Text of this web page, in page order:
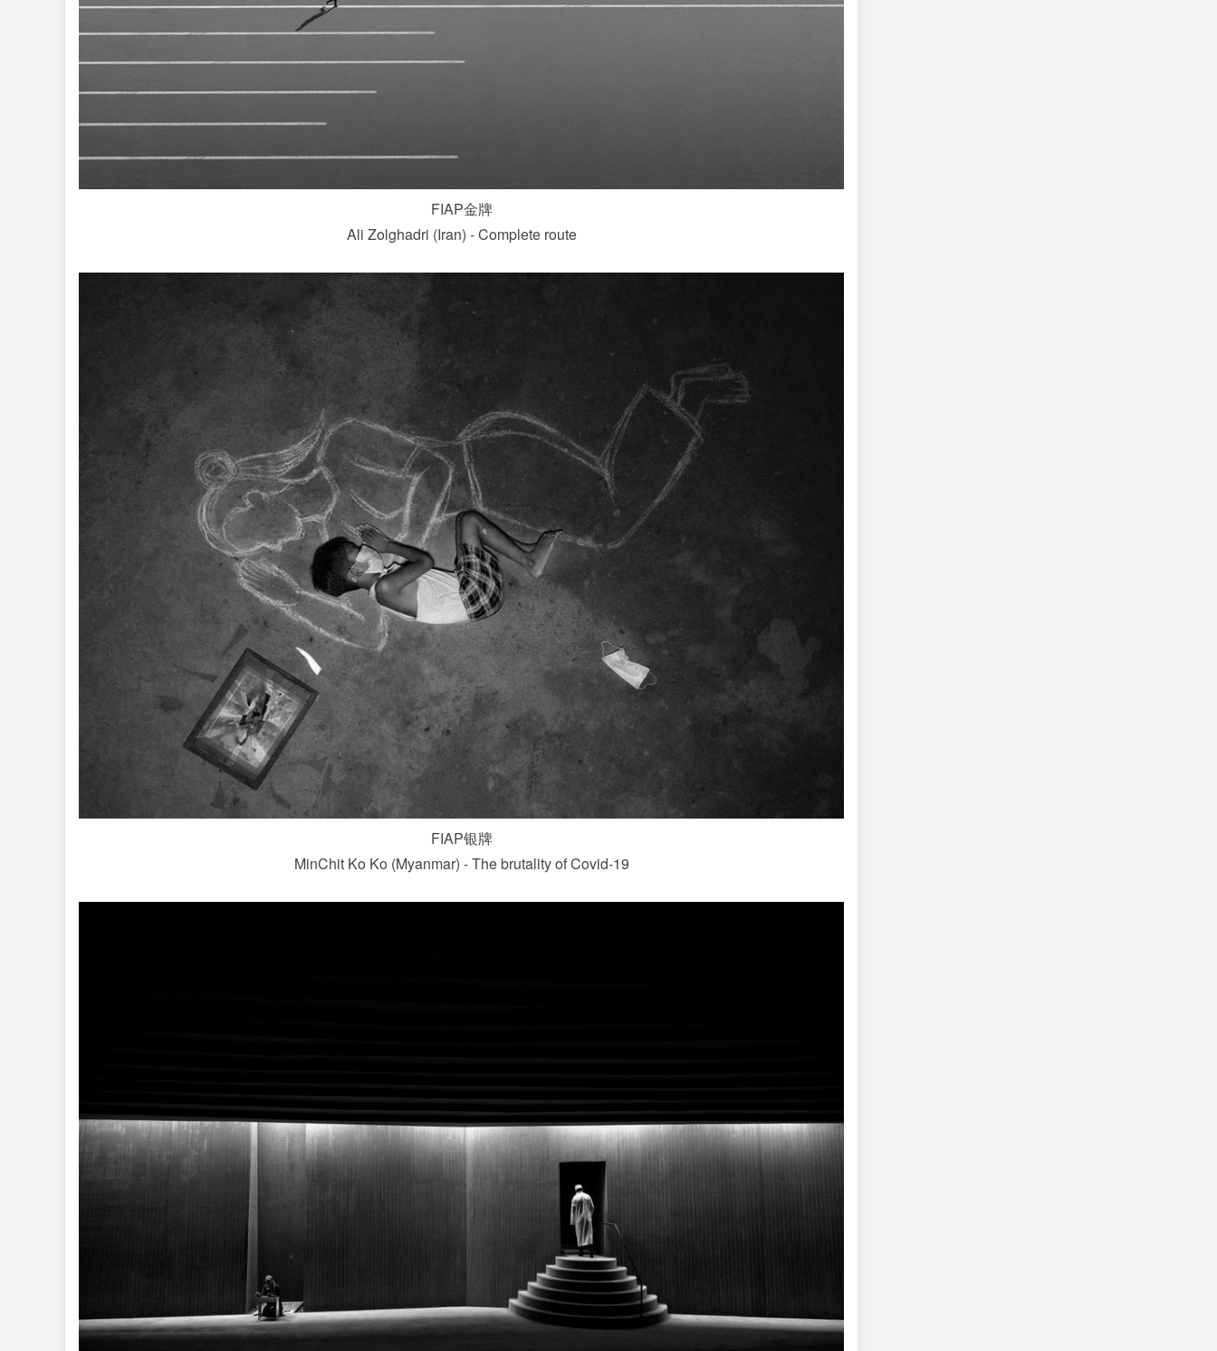
FIAP金牌
Ali Zolghadri (Iran) - Complete route
FIAP银牌
MinChit Ko Ko (Myanmar) - The brutality of Covid-19